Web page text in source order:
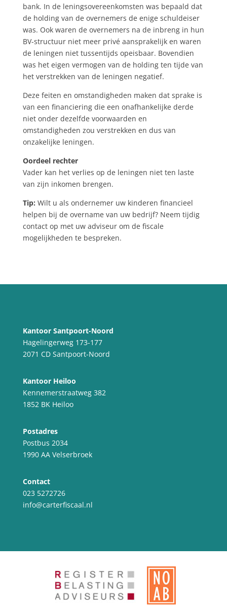
bank. In de leningsovereenkomsten was bepaald dat
de holding van de overnemers de enige schuldeiser
was. Ook waren de overnemers na de inbreng in hun
BV-structuur niet meer privé aansprakelijk en waren
de leningen niet tussentijds opeisbaar. Bovendien
was het eigen vermogen van de holding ten tijde van
het verstrekken van de leningen negatief.
Deze feiten en omstandigheden maken dat sprake is
van een financiering die een onafhankelijke derde
niet onder dezelfde voorwaarden en
omstandigheden zou verstrekken en dus van
onzakelijke leningen.
Oordeel rechter
Vader kan het verlies op de leningen niet ten laste
van zijn inkomen brengen.
Tip: Wilt u als ondernemer uw kinderen financieel
helpen bij de overname van uw bedrijf? Neem tijdig
contact op met uw adviseur om de fiscale
mogelijkheden te bespreken.
Kantoor Santpoort-Noord
Hagelingerweg 173-177
2071 CD Santpoort-Noord
Kantoor Heiloo
Kennemerstraatweg 382
1852 BK Heiloo
Postadres
Postbus 2034
1990 AA Velserbroek
Contact
023 5272726
info@carterfiscaal.nl